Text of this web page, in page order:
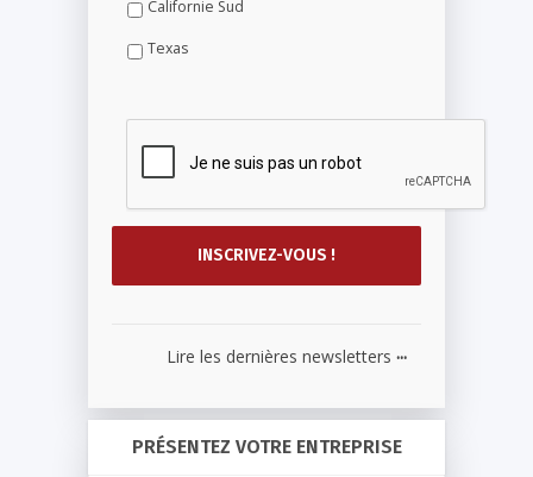
Californie Sud
Texas
Lire les dernières newsletters ...
PRÉSENTEZ VOTRE ENTREPRISE